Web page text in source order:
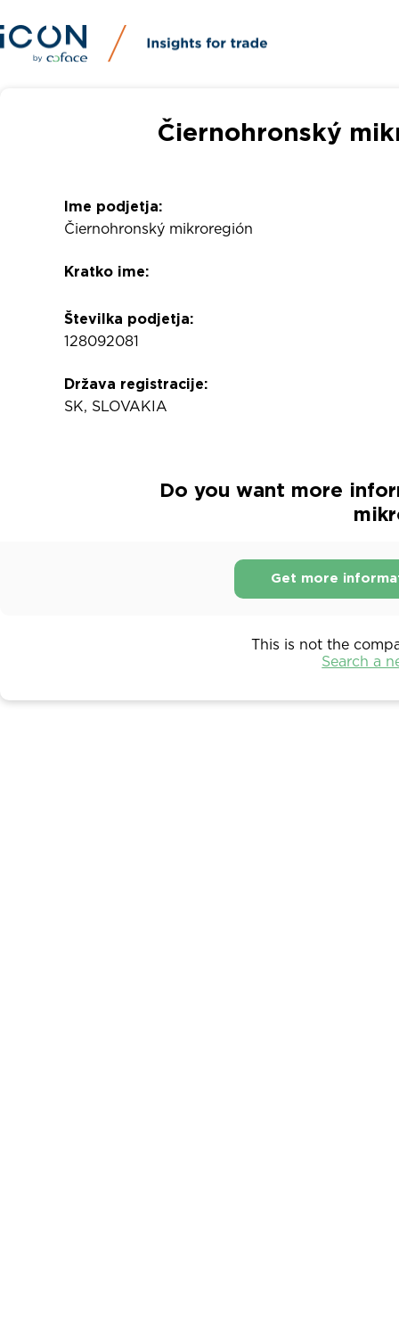
Čiernohronský
Ime podjetja:
Čiernohronský mikroregión
Kratko ime:
Številka podjetja:
128092081
Država registracije:
SK, SLOVAKIA
Do you want more
Get more
This is not the
Search a